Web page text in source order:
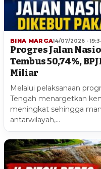
BINA MARGA14/07/2026 -
Progres Jalan
Tembus 50,74%,
Miliar
Melalui pelaksanaan
Tengah menargetkan
meningkat sehingga
antarwilayah,…